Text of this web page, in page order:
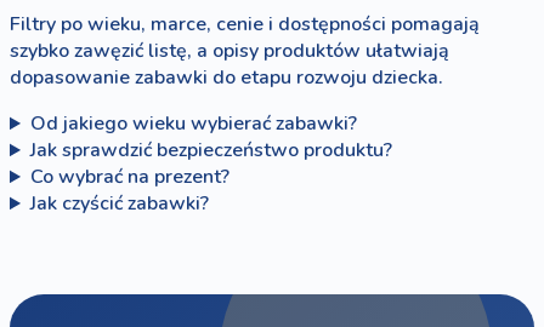
Filtry po wieku, marce, cenie i dostępności pomagają
szybko zawęzić listę, a opisy produktów ułatwiają
dopasowanie zabawki do etapu rozwoju dziecka.
Od jakiego wieku wybierać zabawki?
Jak sprawdzić bezpieczeństwo produktu?
Co wybrać na prezent?
Jak czyścić zabawki?